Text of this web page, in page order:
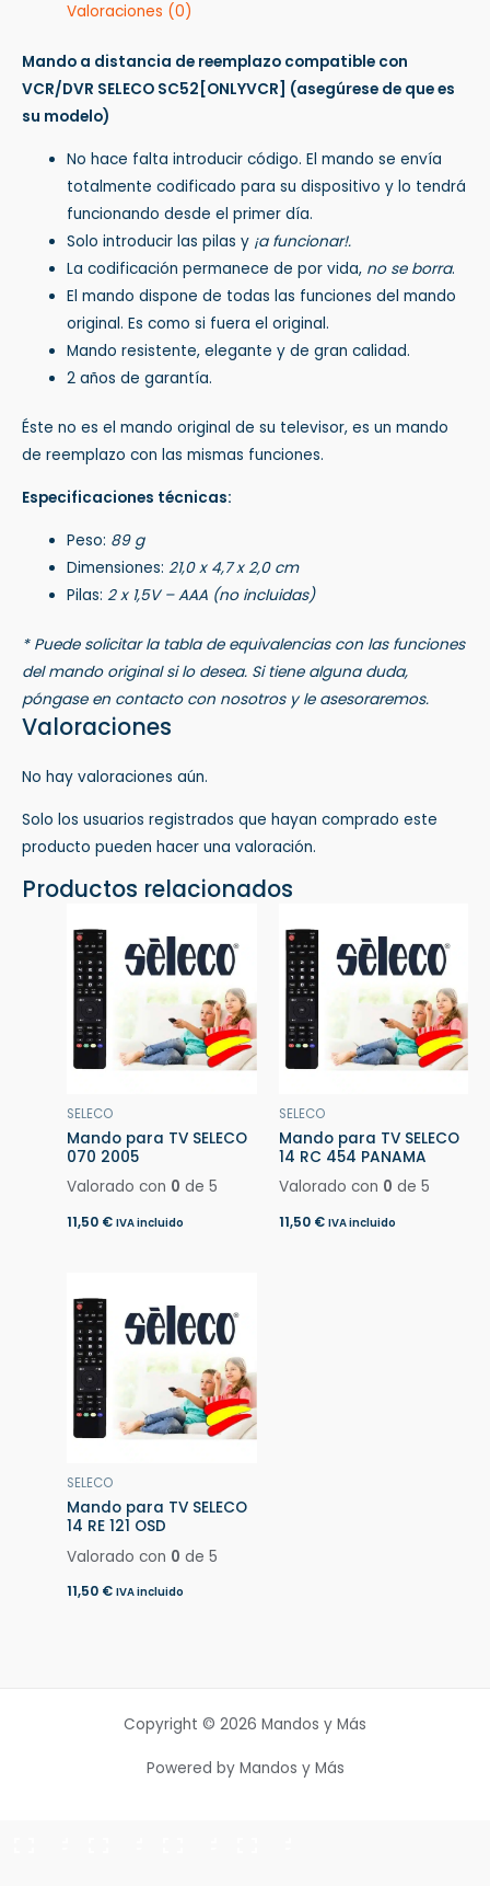
Valoraciones (0)
Mando a distancia de reemplazo compatible con
VCR/DVR SELECO SC52[ONLYVCR] (asegúrese de que es
su modelo)
No hace falta introducir código. El mando se envía
totalmente codificado para su dispositivo y lo tendrá
funcionando desde el primer día.
Solo introducir las pilas y ¡a funcionar!.
La codificación permanece de por vida, no se borra.
El mando dispone de todas las funciones del mando
original. Es como si fuera el original.
Mando resistente, elegante y de gran calidad.
2 años de garantía.
Éste no es el mando original de su televisor, es un mando
de reemplazo con las mismas funciones.
Especificaciones técnicas:
Peso: 89 g
Dimensiones:21,0 x 4,7 x 2,0 cm
Pilas:2 x 1,5V – AAA (no incluidas)
* Puede solicitar la tabla de equivalencias con las funciones
del mando original si lo desea. Si tiene alguna duda,
póngase en contacto con nosotros y le asesoraremos.
Valoraciones
No hay valoraciones aún.
Solo los usuarios registrados que hayan comprado este
producto pueden hacer una valoración.
Productos relacionados
SELECO
Mando para TV SELECO
070 2005
Valorado con 0 de 5
11,50 € IVA incluido
SELECO
Mando para TV SELECO
14 RC 454 PANAMA
Valorado con 0 de 5
11,50 € IVA incluido
SELECO
Mando para TV SELECO
14 RE 121 OSD
Valorado con 0 de 5
11,50 € IVA incluido
Copyright © 2026 Mandos y Más
Powered by Mandos y Más